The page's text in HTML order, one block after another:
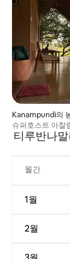
Kanampundi의
슈퍼호스트 아찰
티루반나
월간
1월
2월